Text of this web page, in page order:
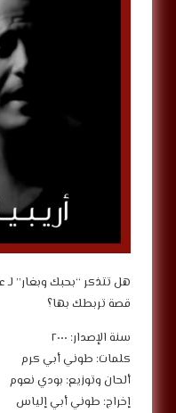
هل تتذكر “بحبك وبغار”
قصة تربطك بها؟
سنة الإصدار: ٢٠٠٠
كلمات: طوني أبي كرم
ألحان وتوزيع: بودي نعوم
إخراج: طوني أبي إلياس